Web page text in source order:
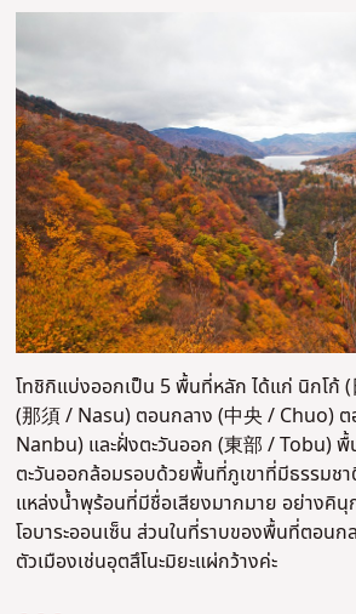
โทชิกิแบ่งออกเป็น 5 พื้นที่หลัก ได้แก่ นิกโก้
(那須 / Nasu) ตอนกลาง (中央 / Chuo) ต
Nanbu) และฝั่งตะวันออก (東部 / Tobu) พื้
ตะวันออกล้อมรอบด้วยพื้นที่ภูเขาที่มีธรรม
แหล่งน้ำพุร้อนที่มีชื่อเสียงมากมาย อย่างคินุ
โอบาระออนเซ็น ส่วนในที่ราบของพื้นที่ตอน
ตัวเมืองเช่นอุตสึโนะมิยะแผ่กว้างค่ะ